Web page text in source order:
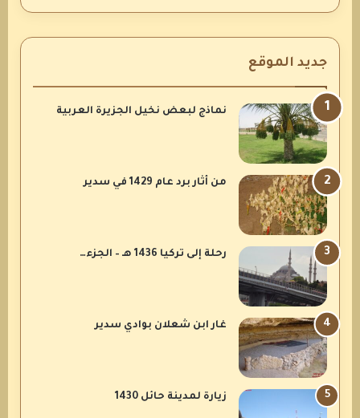
جديد الموقع
نماذج لبعض نخيل الجزيرة العربية
من أثار برد عام 1429 في سدير
رحلة إلى تركيا 1436 هـ – الجزء…
غار ابن شعلان بوادي سدير
زيارة لمدينة حائل 1430